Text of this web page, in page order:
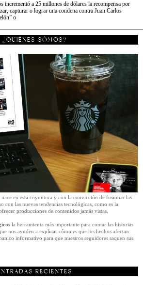
incrementó a 25 millones de dólares la recompensa por
capturar o lograr una condena contra Juan Carlos
o
¿QUIÉNES SÓMOS?
nace en esta coyuntura y con la convicción de fusionar las
con las nuevas tendencias tecnológicas, como es la
producciones de contenidos jamás vistas.
la herramienta más importante para contar las historias
nos ayuden a explicar cómo es que los hechos afectan
informativo para que nuestros seguidores saquen sus
RECIENTES